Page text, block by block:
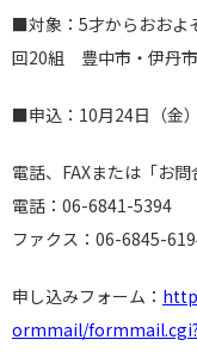
■対象：5才からおおよ
回20組 豊中市・伊丹
■申込：10月24日（金
電話、FAXまたは「お
電話：06-6841-5394
ファクス：06-6845-
申し込みフォーム：
ormmail/